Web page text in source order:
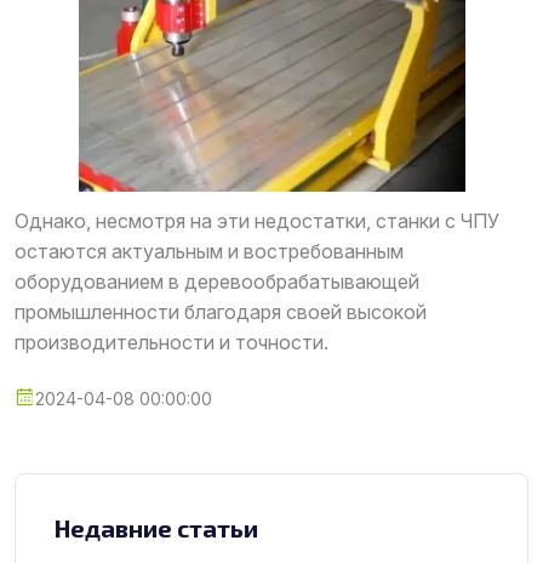
Однако, несмотря на эти недостатки, станки с ЧПУ
остаются актуальным и востребованным
оборудованием в деревообрабатывающей
промышленности благодаря своей высокой
производительности и точности.
2024-04-08 00:00:00
Недавние статьи